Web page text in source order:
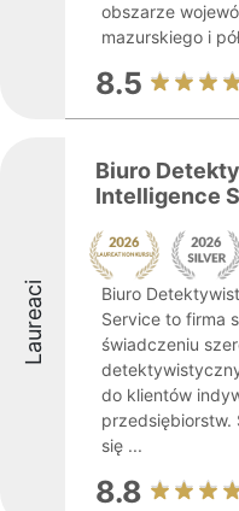
obszarze
mazurskiego i
8.5
Laureaci
Biuro
Intelligence
Biuro
Service to firma
świadczeniu
do klientów
przedsiębiorstw.
się ...
8.8